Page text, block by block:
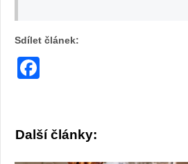
Sdílet článek:
Další články: